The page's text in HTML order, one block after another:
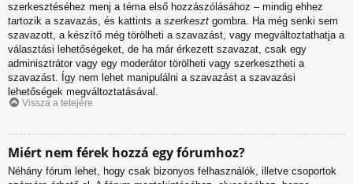
szerkesztéséhez menj a téma első hozzászólásához – mindig ehhez
tartozik a szavazás, és kattints a szerkeszt gombra. Ha még senki sem
szavazott, a készítő még törölheti a szavazást, vagy megváltoztathatja a
választási lehetőségeket, de ha már érkezett szavazat, csak egy
adminisztrátor vagy egy moderátor törölheti vagy szerkesztheti a
szavazást. Így nem lehet manipulálni a szavazást a szavazási
lehetőségek megváltoztatásával.
Vissza a tetejére
Miért nem férek hozzá egy fórumhoz?
Néhány fórum lehet, hogy csak bizonyos felhasználók, illetve csoportok